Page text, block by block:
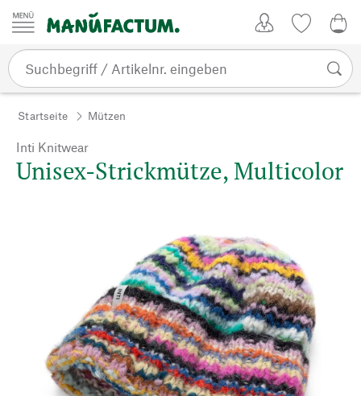
Zum Inhalt springen
Startseite Mützen
Inti Knitwear
Unisex-Strickmütze, Multicolor